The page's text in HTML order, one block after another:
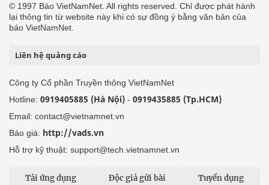
© 1997 Báo VietNamNet. All rights reserved. Chỉ được phát hành
lại thông tin từ website này khi có sự đồng ý bằng văn bản của
báo VietNamNet.
Liên hệ quảng cáo
Công ty Cổ phần Truyền thông VietNamNet
Hotline: 0919405885 (Hà Nội) - 0919435885 (Tp.HCM)
Email: contact@vietnamnet.vn
Báo giá: http://vads.vn
Hỗ trợ kỹ thuật: support@tech.vietnamnet.vn
Tải ứng dụng Độc giả gửi bài Tuyển dụng